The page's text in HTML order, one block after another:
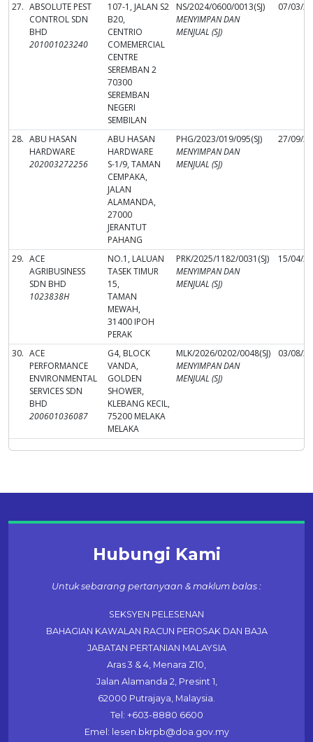
27. ABSOLUTE PEST
CONTROL SDN
BHD
201001023240
107-1, JALAN S2
B20,
CENTRIO
COMEMERCIAL
CENTRE
SEREMBAN 2
70300
SEREMBAN
NEGERI
SEMBILAN
NS/2024/0600/0013(SJ)
MENYIMPAN DAN
MENJUAL (SJ)
07/03/
28. ABU HASAN
HARDWARE
202003272256
ABU HASAN
HARDWARE
S-1/9, TAMAN
CEMPAKA,
JALAN
ALAMANDA,
27000
JERANTUT
PAHANG
PHG/2023/019/095(SJ)
MENYIMPAN DAN
MENJUAL (SJ)
27/09/
29. ACE
AGRIBUSINESS
SDN BHD
1023838H
NO.1, LALUAN
TASEK TIMUR
15,
TAMAN
MEWAH,
31400 IPOH
PERAK
PRK/2025/1182/0031(SJ)
MENYIMPAN DAN
MENJUAL (SJ)
15/04/
30. ACE
PERFORMANCE
ENVIRONMENTAL
SERVICES SDN
BHD
200601036087
G4, BLOCK
VANDA,
GOLDEN
SHOWER,
KLEBANG KECIL,
75200 MELAKA
MELAKA
MLK/2026/0202/0048(SJ)
MENYIMPAN DAN
MENJUAL (SJ)
03/08/
Hubungi Kami
Untuk sebarang pertanyaan & maklum balas :
SEKSYEN PELESENAN
BAHAGIAN KAWALAN RACUN PEROSAK DAN BAJA
JABATAN PERTANIAN MALAYSIA
Aras 3 & 4, Menara Z10,
Jalan Alamanda 2, Presint 1,
62000 Putrajaya, Malaysia.
Tel: +603-8880 6600
Emel: lesen.bkrpb@doa.gov.my